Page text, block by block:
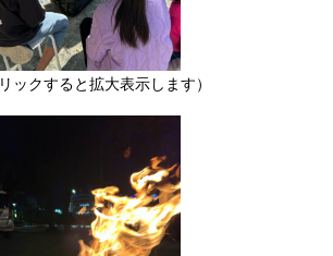
リックすると拡大表示します）